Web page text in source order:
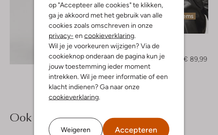
op "Accepteer alle cookies" te klikken,
ga je akkoord met het gebruik van alle
cookies zoals omschreven in onze
privacy- en cookieverklaring.
Wil je je voorkeuren wijzigen? Via de
cookieknop onderaan de pagina kun je
jouw toestemming ieder moment
intrekken. Wil je meer informatie of een
klacht indienen? Ga naar onze
cookieverklaring.
Weigeren Accepteren
Ontdek de look
Laatste items
Trui
€ 179,99
€ 89,99
Ook iets voor jou?